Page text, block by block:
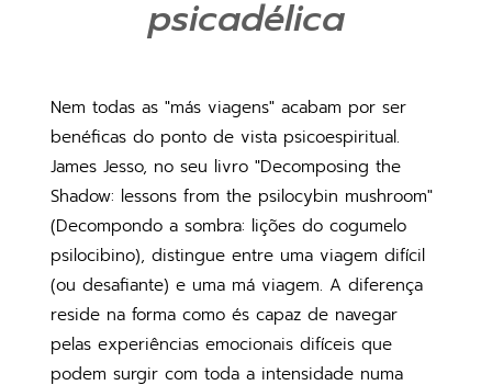
psicadélica
Nem todas as "más viagens" acabam por ser
benéficas do ponto de vista psicoespiritual.
James Jesso, no seu livro "Decomposing the
Shadow: lessons from the psilocybin mushroom"
(Decompondo a sombra: lições do cogumelo
psilocibino), distingue entre uma viagem difícil
(ou desafiante) e uma má viagem. A diferença
reside na forma como és capaz de navegar
pelas experiências emocionais difíceis que
podem surgir com toda a intensidade numa